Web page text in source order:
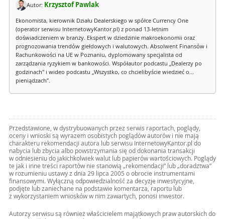
Autor: Krzysztof Pawlak
Ekonomista, kierownik Działu Dealerskiego w spółce Currency One
(operator serwisu InternetowyKantor.pl) z ponad 13-letnim
doświadczeniem w branży. Ekspert w dziedzinie makroekonomii oraz
prognozowania trendów giełdowych i walutowych. Absolwent Finansów i
Rachunkowości na UE w Poznaniu, dyplomowany specjalista od
zarządzania ryzykiem w bankowości. Współautor podcastu „Dealerzy po
godzinach" i wideo podcastu „Wszystko, co chcielibyście wiedzieć o...
pieniądzach”.
Przedstawione, w dystrybuowanych przez serwis raportach, poglądy,
oceny i wnioski są wyrazem osobistych poglądów autorów i nie mają
charakteru rekomendacji autora lub serwisu InternetowyKantor.pl do
nabycia lub zbycia albo powstrzymania się od dokonania transakcji
w odniesieniu do jakichkolwiek walut lub papierów wartościowych. Poglądy
te jak i inne treści raportów nie stanowią „rekomendacji” lub „doradztwa”
w rozumieniu ustawy z dnia 29 lipca 2005 o obrocie instrumentami
finansowymi. Wyłączną odpowiedzialność za decyzje inwestycyjne,
podjęte lub zaniechane na podstawie komentarza, raportu lub
z wykorzystaniem wniosków w nim zawartych, ponosi inwestor.
Autorzy serwisu są również właścicielem majątkowych praw autorskich do